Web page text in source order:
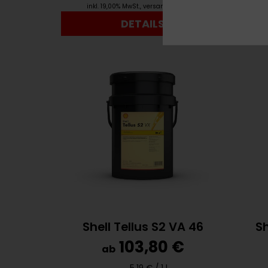
inkl. 19,00% MwSt. ,versandkostenfrei
DETAILS
Shell Tellus S2 VA 46
ab 103,80 €